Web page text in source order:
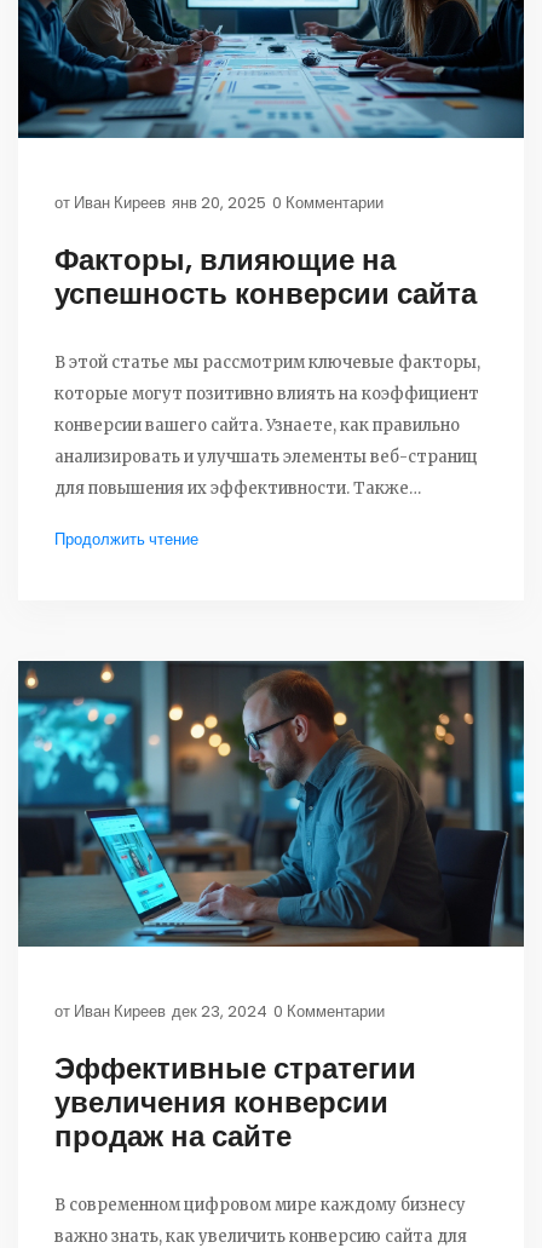
от Иван Киреев янв 20, 2025 0 Комментарии
Факторы, влияющие на
успешность конверсии сайта
В этой статье мы рассмотрим ключевые факторы,
которые могут позитивно влиять на коэффициент
конверсии вашего сайта. Узнаете, как правильно
анализировать и улучшать элементы веб-страниц
для повышения их эффективности. Также
тактиках, которые помогают пользователям
Продолжить чтение
от Иван Киреев дек 23, 2024 0 Комментарии
Эффективные стратегии
увеличения конверсии
продаж на сайте
В современном цифровом мире каждому бизнесу
важно знать, как увеличить конверсию сайта для